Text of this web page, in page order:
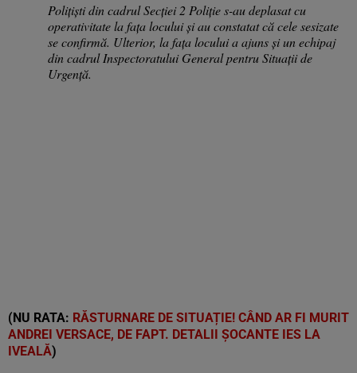
Polițiști din cadrul Secției 2 Poliție s-au deplasat cu
operativitate la fața locului și au constatat că cele sesizate
se confirmă. Ulterior, la fața locului a ajuns și un echipaj
din cadrul Inspectoratului General pentru Situații de
Urgență.
(NU RATA: RĂSTURNARE DE SITUAȚIE! CÂND AR FI MURIT
ANDREI VERSACE, DE FAPT. DETALII ȘOCANTE IES LA
IVEALĂ)